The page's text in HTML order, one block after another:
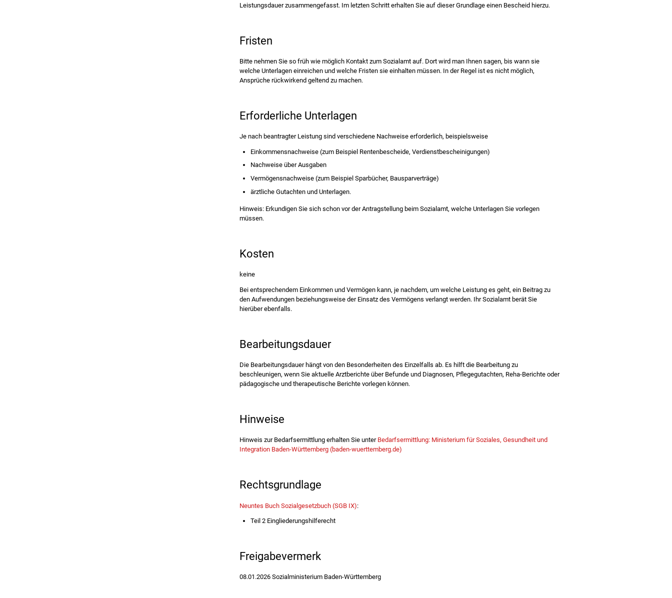
Leistungsdauer zusammengefasst. Im letzten Schritt erhalten Sie auf dieser Grundlage einen Bescheid hierzu.
Fristen
Bitte nehmen Sie so früh wie möglich Kontakt zum Sozialamt auf. Dort wird man Ihnen sagen, bis wann sie
welche Unterlagen einreichen und welche Fristen sie einhalten müssen. In der Regel ist es nicht möglich,
Ansprüche rückwirkend geltend zu machen.
Erforderliche Unterlagen
Je nach beantragter Leistung sind verschiedene Nachweise erforderlich, beispielsweise
Einkommensnachweise (zum Beispiel Rentenbescheide, Verdienstbescheinigungen)
Nachweise über Ausgaben
Vermögensnachweise (zum Beispiel Sparbücher, Bausparverträge)
ärztliche Gutachten und Unterlagen.
Hinweis: Erkundigen Sie sich schon vor der Antragstellung beim Sozialamt, welche Unterlagen Sie vorlegen
müssen.
Kosten
keine
Bei entsprechendem Einkommen und Vermögen kann, je nachdem, um welche Leistung es geht, ein Beitrag zu
den Aufwendungen beziehungsweise der Einsatz des Vermögens verlangt werden. Ihr Sozialamt berät Sie
hierüber ebenfalls.
Bearbeitungsdauer
Die Bearbeitungsdauer hängt von den Besonderheiten des Einzelfalls ab. Es hilft die Bearbeitung zu
beschleunigen, wenn Sie aktuelle Arztberichte über Befunde und Diagnosen, Pflegegutachten, Reha-Berichte oder
pädagogische und therapeutische Berichte vorlegen können.
Hinweise
Hinweis zur Bedarfsermittlung erhalten Sie unter Bedarfsermittlung: Ministerium für Soziales, Gesundheit und
Integration Baden-Württemberg (baden-wuerttemberg.de)
Rechtsgrundlage
Neuntes Buch Sozialgesetzbuch (SGB IX):
Teil 2 Eingliederungshilferecht
Freigabevermerk
08.01.2026 Sozialministerium Baden-Württemberg